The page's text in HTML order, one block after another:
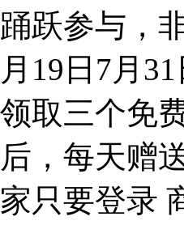
踊跃参与，
月19日7月
领取三个免
后，每天赠
家只要登录